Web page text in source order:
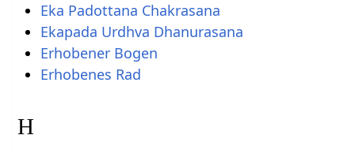
Eka Padottana Chakrasana
Ekapada Urdhva Dhanurasana
Erhobener Bogen
Erhobenes Rad
H